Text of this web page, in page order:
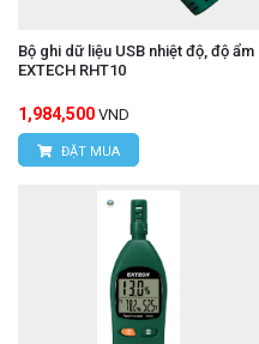
Bộ ghi dữ liệu USB nhiệt độ, độ ẩm
EXTECH RHT10
1,984,500 VND
ĐẶT MUA